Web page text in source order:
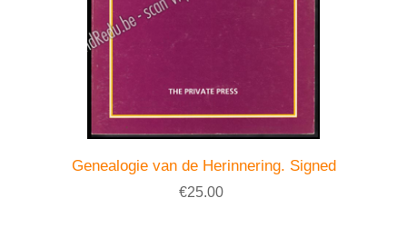
Genealogie van de Herinnering. Signed
€25.00